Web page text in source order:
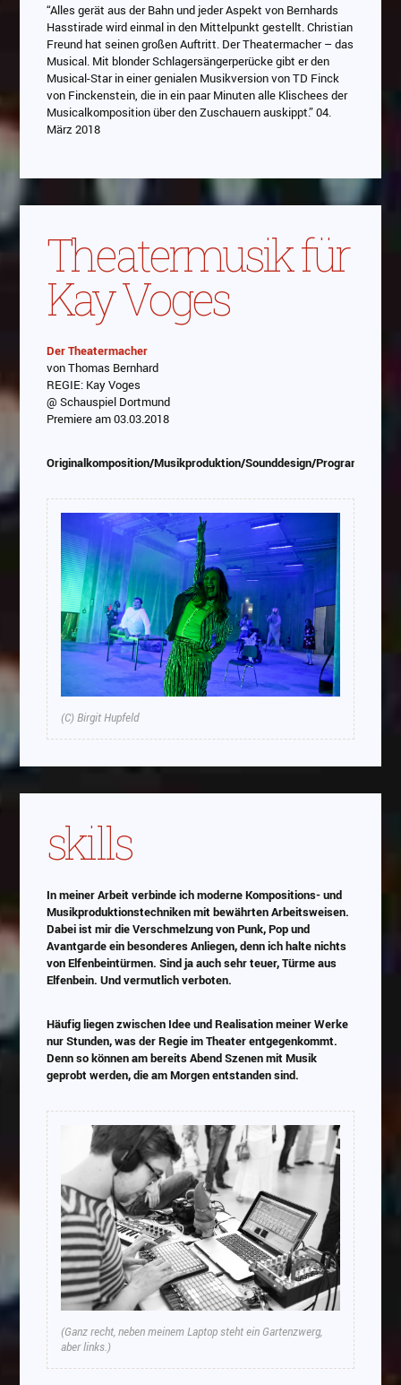
“Alles gerät aus der Bahn und jeder Aspekt von Bernhards
Hasstirade wird einmal in den Mittelpunkt gestellt. Christian
Freund hat seinen großen Auftritt. Der Theatermacher – das
Musical. Mit blonder Schlagersängerperücke gibt er den
Musical-Star in einer genialen Musikversion von TD Finck
von Finckenstein, die in ein paar Minuten alle Klischees der
Musicalkomposition über den Zuschauern auskippt.” 04.
März 2018
Theatermusik für
Kay Voges
Abspielen
Das Video wird von Youtube eingebettet
Der Theatermacher
von Thomas Bernhard
REGIE: Kay Voges
@ Schauspiel Dortmund
Premiere am 03.03.2018
Originalkomposition/Musikproduktion/Sounddesign/
(C) Birgit Hupfeld
skills
In meiner Arbeit verbinde ich moderne Kompositions- und
Musikproduktionstechniken mit bewährten Arbeitsweisen.
Dabei ist mir die Verschmelzung von Punk, Pop und
Avantgarde ein besonderes Anliegen, denn ich halte nichts
von Elfenbeintürmen. Sind ja auch sehr teuer, Türme aus
Elfenbein. Und vermutlich verboten.
Häufig liegen zwischen Idee und Realisation meiner Werke
nur Stunden, was der Regie im Theater entgegenkommt.
Denn so können am bereits Abend Szenen mit Musik
geprobt werden, die am Morgen entstanden sind.
(Ganz recht, neben meinem Laptop steht ein Gartenzwerg,
aber links.)